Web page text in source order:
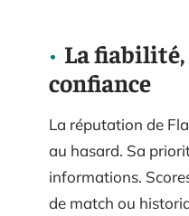
La
confiance
La réputation de
au hasard. Sa
informations.
de match ou